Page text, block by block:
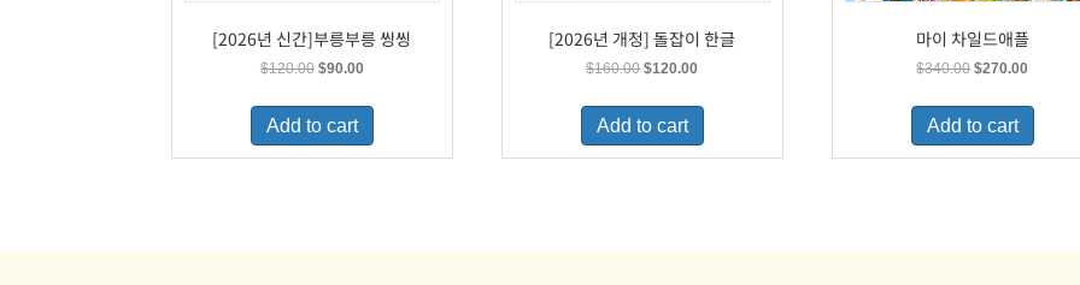
[2026년 신간]부릉부릉 씽씽
$120.00 Original
was:
$120.00.
$90.00Current
is:
Add to cart
[2026년 개정] 돌잡이 한글
$160.00Original
was:
$160.00.
$120.00Current
is:
Add to cart
마이 차일드애플
$340.00Original
was:
$340.00.
$270.00Current
is:
Add to cart